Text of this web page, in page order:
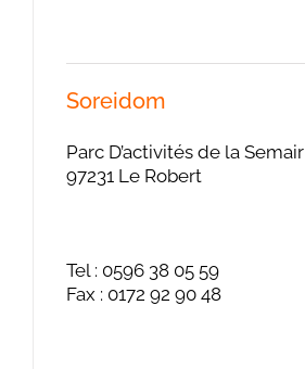
Soreidom
Parc D’activités de la
97231 Le Robert
Tel : 0596 38 05 59
Fax : 0172 92 90 48